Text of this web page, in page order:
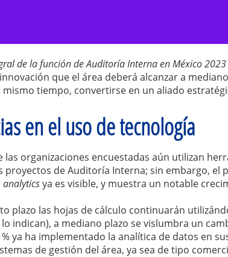
de la función de Auditoría Interna en México 2023
que el área deberá alcanzar a
mismo tiempo, convertirse en un aliado
en el uso de tecnología
las organizaciones encuestadas aún utilizan
proyectos de Auditoría Interna; sin embargo, el
ya es visible, y muestra un notable
plazo las hojas de cálculo continuarán
indican), a mediano plazo se vislumbra un
ya ha implementado la analítica de datos en
de gestión del área, ya sea de tipo